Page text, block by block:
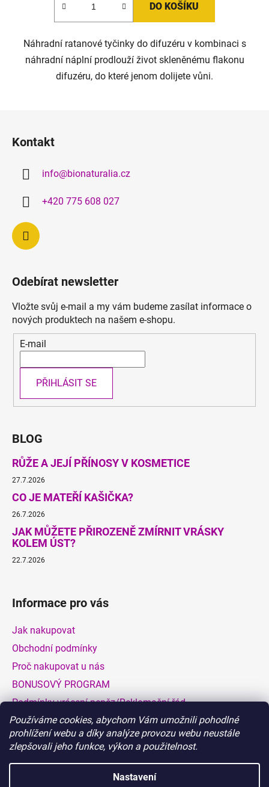
Používáme cookies, abychom Vám umožnili pohodlné
prohlížení webu a díky analýze provozu webu neustále
zlepšovali jeho funkce, výkon a použitelnost.
Nastavení
DO KOŠÍKU
Náhradní ratanové tyčinky do difuzéru v kombinaci s
náhradní náplní prodlouží život skleněnému flakonu
difuzéru, do které jenom dolijete vůni.
Kontakt
info@bionaturalia.cz
+420 775 608 027
Odebírat newsletter
Vložte svůj e-mail a my vám budeme zasílat informace o
nových produktech na našem e-shopu.
E-mail
PŘIHLÁSIT SE
BLOG
RŮŽE A JEJÍ PŘÍNOSY V KOSMETICE
27.7.2026
CO JE MATEŘÍ KAŠIČKA?
26.7.2026
JAK MŮŽETE PŘIROZENĚ ZMÍRNIT VRÁSKY
KOLEM ÚST?
22.7.2026
Informace pro vás
Jak nakupovat
Obchodní podmínky
Proč nakupovat u nás
BONUSOVÝ PROGRAM
Podmínky vrácení peněz/Reklamační řád
Dodací a platební podmínky
Hodnocení obchodu